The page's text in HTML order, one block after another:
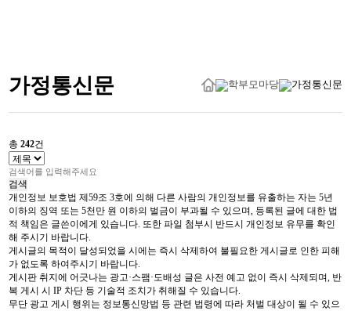
가정통신문 학부모마당 가정통신문
총242건
검색
개인정보 보호법 제59조 3호에 의해 다른 사람의 개인정보를 유출하는 자는 5년
이하의 징역 또는 5천만 원 이하의 벌금이 부과될 수 있으며, 등록된 글에 대한 법
적 책임은 글쓴이에게 있습니다. 또한 파일 첨부시 반드시 개인정보 유무를 확인
해 주시기 바랍니다.
게시글의 목적이 달성되었을 시에는 즉시 삭제하여 불필요한 게시글로 인한 피해
가 없도록 하여주시기 바랍니다.
게시판 취지에 어긋나는 광고·스팸·도배성 글은 사전 예고 없이 즉시 삭제되며, 반
복 게시 시 IP 차단 등 기술적 조치가 취해질 수 있습니다.
무단 광고 게시 행위는 정보통신망법 등 관련 법령에 따라 처벌 대상이 될 수 있으